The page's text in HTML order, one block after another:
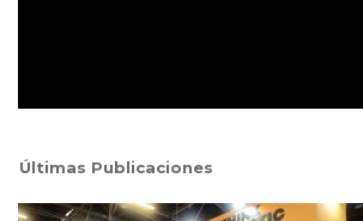
Últimas Publicaciones